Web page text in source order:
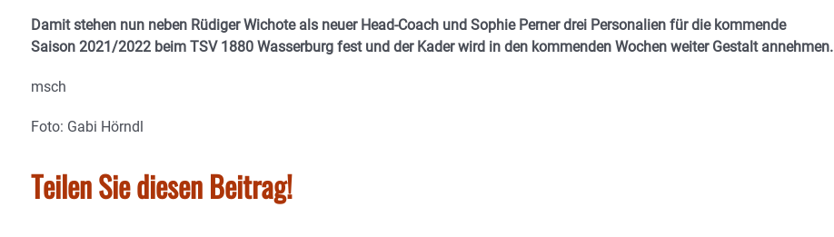
Damit stehen nun neben Rüdiger Wichote als neuer Head-Coach und Sophie Perner drei Personalien für die kommende
Saison 2021/2022 beim TSV 1880 Wasserburg fest und der Kader wird in den kommenden Wochen weiter Gestalt annehmen.
msch
Foto: Gabi Hörndl
Teilen Sie diesen Beitrag!